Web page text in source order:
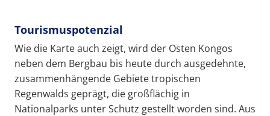
Tourismuspotenzial
Wie die Karte auch zeigt, wird der Osten Kongos
neben dem Bergbau bis heute durch ausgedehnte,
zusammenhängende Gebiete tropischen
Regenwalds geprägt, die großflächig in
Nationalparks unter Schutz gestellt worden sind. Aus